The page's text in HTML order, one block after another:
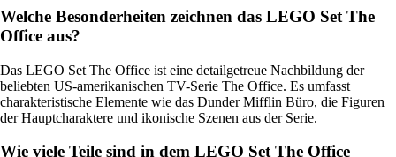
Welche Besonderheiten zeichnen das LEGO Set The
Office aus?
Das LEGO Set The Office ist eine detailgetreue Nachbildung der
beliebten US-amerikanischen TV-Serie The Office. Es umfasst
charakteristische Elemente wie das Dunder Mifflin Büro, die Figuren
der Hauptcharaktere und ikonische Szenen aus der Serie.
Wie viele Teile sind in dem LEGO Set The Office